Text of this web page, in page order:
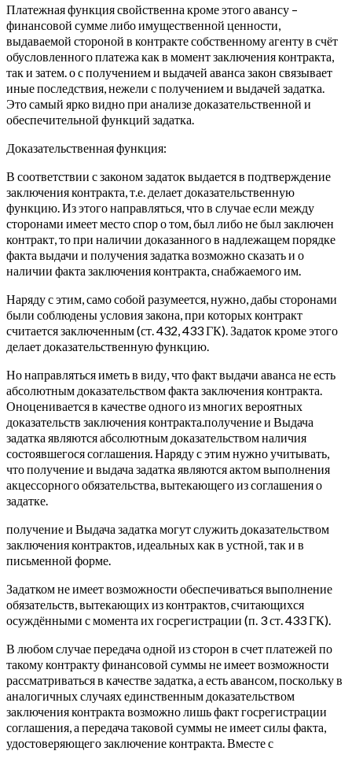
Платежная функция свойственна кроме этого авансу –
финансовой сумме либо имущественной ценности,
выдаваемой стороной в контракте собственному агенту в счёт
обусловленного платежа как в момент заключения контракта,
так и затем. о с получением и выдачей аванса закон связывает
иные последствия, нежели с получением и выдачей задатка.
Это самый ярко видно при анализе доказательственной и
обеспечительной функций задатка.
Доказательственная функция:
В соответствии с законом задаток выдается в подтверждение
заключения контракта, т.е. делает доказательственную
функцию. Из этого направляться, что в случае если между
сторонами имеет место спор о том, был либо не был заключен
контракт, то при наличии доказанного в надлежащем порядке
факта выдачи и получения задатка возможно сказать и о
наличии факта заключения контракта, снабжаемого им.
Наряду с этим, само собой разумеется, нужно, дабы сторонами
были соблюдены условия закона, при которых контракт
считается заключенным (ст. 432, 433 ГК). Задаток кроме этого
делает доказательственную функцию.
Но направляться иметь в виду, что факт выдачи аванса не есть
абсолютным доказательством факта заключения контракта.
Оноценивается в качестве одного из многих вероятных
доказательств заключения контракта.получение и Выдача
задатка являются абсолютным доказательством наличия
состоявшегося соглашения. Наряду с этим нужно учитывать,
что получение и выдача задатка являются актом выполнения
акцессорного обязательства, вытекающего из соглашения о
задатке.
получение и Выдача задатка могут служить доказательством
заключения контрактов, идеальных как в устной, так и в
письменной форме.
Задатком не имеет возможности обеспечиваться выполнение
обязательств, вытекающих из контрактов, считающихся
осуждёнными с момента их госрегистрации (п. 3 ст. 433 ГК).
В любом случае передача одной из сторон в счет платежей по
такому контракту финансовой суммы не имеет возможности
рассматриваться в качестве задатка, а есть авансом, поскольку в
аналогичных случаях единственным доказательством
заключения контракта возможно лишь факт госрегистрации
соглашения, а передача таковой суммы не имеет силы факта,
удостоверяющего заключение контракта. Вместе с